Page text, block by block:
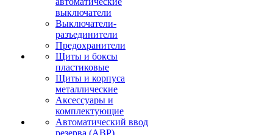
выключатели
Выключатели-
разъединители
Предохранители
Щиты и боксы
пластиковые
Щиты и корпуса
металлические
Аксессуары и
комплектующие
Автоматический ввод
резерва (АВР)